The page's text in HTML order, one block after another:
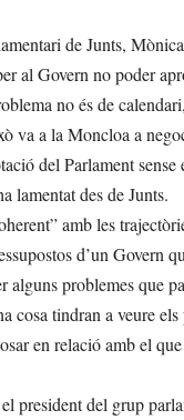
de Junts,
al Govern no poder
no és de
va a la Moncloa a
del Parlament
lamentat des de Junts.
amb les
d’un Govern
problemes que
tindran a veure
en relació amb el
president del grup